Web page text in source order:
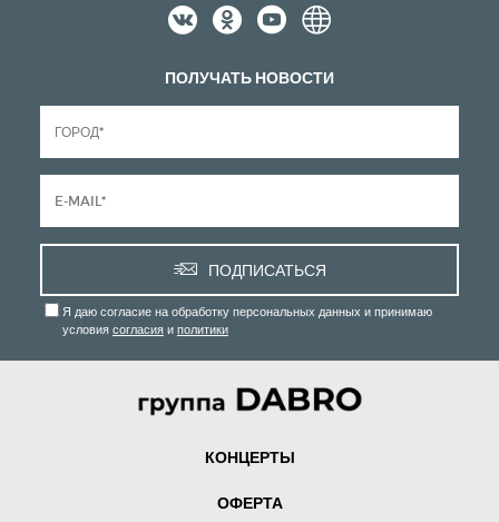
ПОЛУЧАТЬ НОВОСТИ
ПОДПИСАТЬСЯ
Я даю согласие на обработку персональных данных и принимаю
условия согласияи политики
КОНЦЕРТЫ
ОФЕРТА